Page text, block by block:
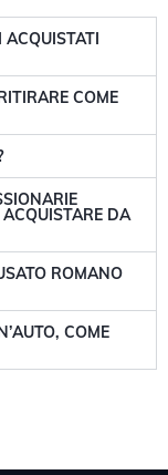
COME
DA
ROMANO
COME